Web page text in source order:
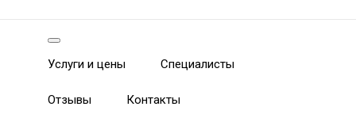
Услуги и цены Специалисты
Отзывы Контакты